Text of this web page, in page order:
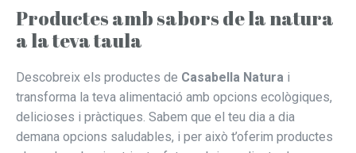
Productes amb sabors de la natura
a la teva taula
Descobreix els productes de Casabella Natura i
transforma la teva alimentació amb opcions ecològiques,
delicioses i pràctiques. Sabem que el teu dia a dia
demana opcions saludables, i per això t’oferim productes